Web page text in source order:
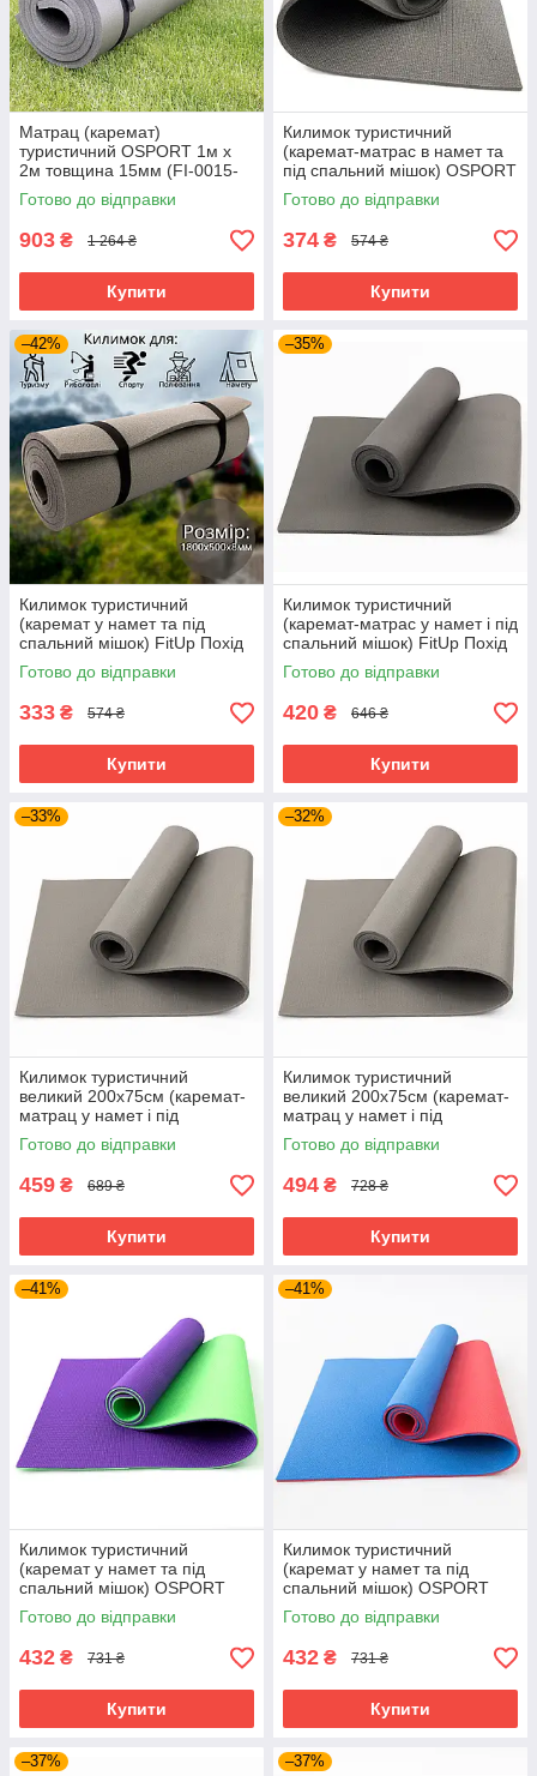
Матрац (каремат)
туристичний OSPORT 1м х
2м товщина 15мм (FI-0015-
15)
Готово до відправки
903 ₴ 1 264 ₴
Купити
Килимок туристичний
(каремат-матрас в намет та
під спальний мішок) OSPORT
Похід 8мм (ty-0015)
Готово до відправки
374 ₴ 574 ₴
Купити
–42%
Килимок туристичний
(каремат у намет та під
спальний мішок) FitUp Похід
8мм (F-00003)
Готово до відправки
333 ₴ 574 ₴
Купити
–35%
Килимок туристичний
(каремат-матрас у намет і під
спальний мішок) FitUp Похід
12мм (F-00005)
Готово до відправки
420 ₴ 646 ₴
Купити
–33%
Килимок туристичний
великий 200х75см (каремат-
матрац у намет і під
спальник) FitUp Похід + 8мм
(F-00024)
Готово до відправки
459 ₴ 689 ₴
Купити
–32%
Килимок туристичний
великий 200х75см (каремат-
матрац у намет і під
спальник) FitUp Похід + 10мм
(F-00022)
Готово до відправки
494 ₴ 728 ₴
Купити
–41%
Килимок туристичний
(каремат у намет та під
спальний мішок) OSPORT
Tourist 10мм (FI-0082)
Фіолетово-салатовий
Готово до відправки
432 ₴ 731 ₴
Купити
–41%
Килимок туристичний
(каремат у намет та під
спальний мішок) OSPORT
Tourist 10мм (FI-0082)
Червоно-синій
Готово до відправки
432 ₴ 731 ₴
Купити
–37% –37%